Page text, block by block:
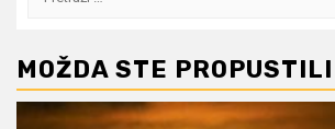
MOŽDA STE PROPUSTILI